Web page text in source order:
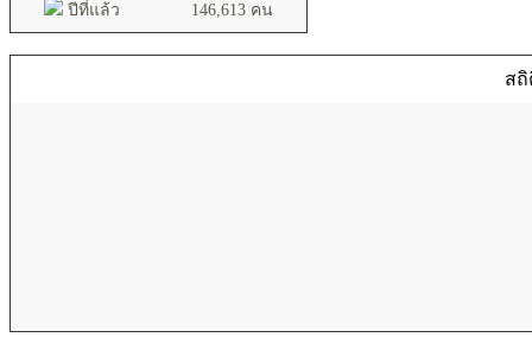
ปีที่แล้ว
146,613 คน
สถิ